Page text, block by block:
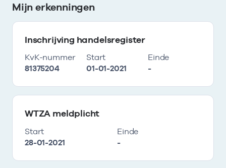
Mijn erkenningen
Inschrijving handelsregister
KvK-nummer
81375204
Start
01-01-2021
Einde
-
WTZA meldplicht
Start
28-01-2021
Einde
-